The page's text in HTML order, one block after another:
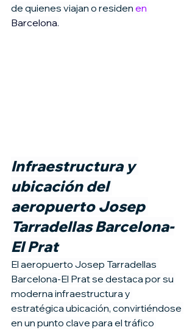
de quienes viajan o residen en
Barcelona.
Infraestructura y
ubicación del
aeropuerto Josep
Tarradellas Barcelona-
El Prat
El aeropuerto Josep Tarradellas
Barcelona-El Prat se destaca por su
moderna infraestructura y
estratégica ubicación, convirtiéndose
en un punto clave para el tráfico